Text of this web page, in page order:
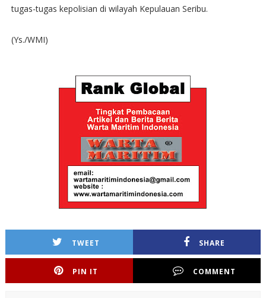
tugas-tugas kepolisian di wilayah Kepulauan Seribu.
(Ys./WMI)
TWEET SHARE
PIN IT COMMENT